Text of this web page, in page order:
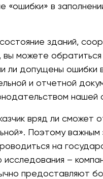
в
зданий,
вы можете
ли допущены ошибки
и отчетной
нашей
вряд ли
Поэтому
на
исследования –
предоставляют